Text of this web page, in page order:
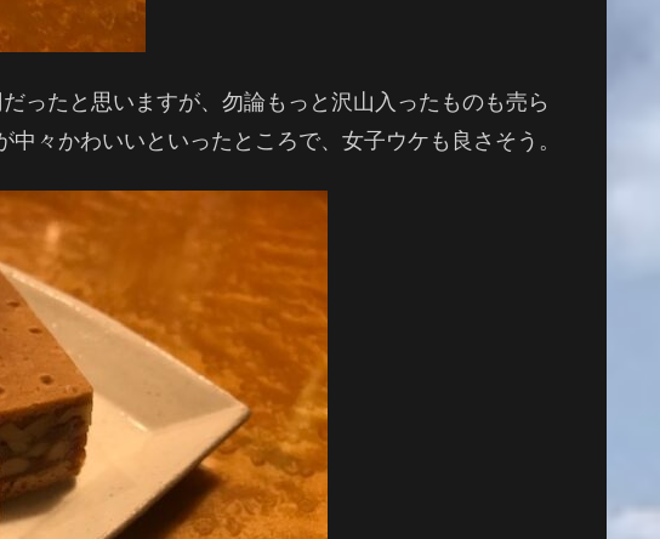
ったと思いますが、勿論もっと沢山入ったものも売ら
々かわいいといったところで、女子ウケも良さそう。